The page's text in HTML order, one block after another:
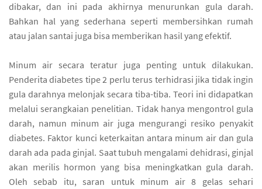
dibakar, dan ini pada akhirnya menurunkan gula darah.
Bahkan hal yang sederhana seperti membersihkan rumah
atau jalan santai juga bisa memberikan hasil yang efektif.
Minum air secara teratur juga penting untuk dilakukan.
Penderita diabetes tipe 2 perlu terus terhidrasi jika tidak ingin
gula darahnya melonjak secara tiba-tiba. Teori ini didapatkan
melalui serangkaian penelitian. Tidak hanya mengontrol gula
darah, namun minum air juga mengurangi resiko penyakit
diabetes. Faktor kunci keterkaitan antara minum air dan gula
darah ada pada ginjal. Saat tubuh mengalami dehidrasi, ginjal
akan merilis hormon yang bisa meningkatkan gula darah.
Oleh sebab itu, saran untuk minum air 8 gelas sehari